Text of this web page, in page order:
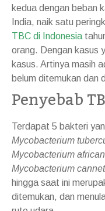
kedua dengan beban
India, naik satu
TBC di Indonesia
orang. Dengan kasus
kasus. Artinya masih
belum ditemukan dan
Penyebab
Terdapat 5 bakteri
Mycobacterium
Mycobacterium
Mycobacterium
hingga saat ini
ditemukan, dan